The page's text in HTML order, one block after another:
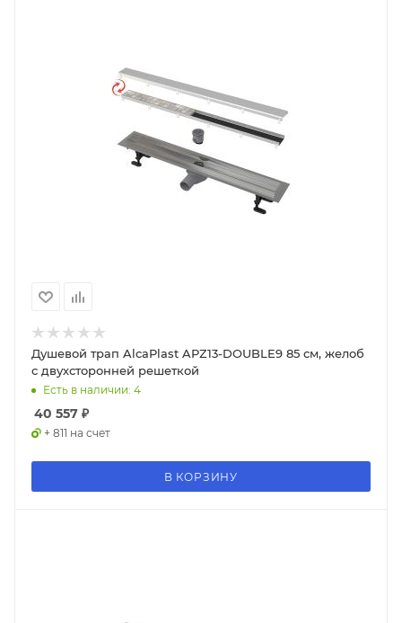
Душевой трап AlcaPlast APZ13-DOUBLE9 85 см, желоб
с двухсторонней решеткой
Есть в наличии: 4
40 557 ₽
+ 811 на счет
В КОРЗИНУ